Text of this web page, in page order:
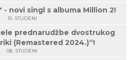
novi singl s albuma Million 2!
15. STUDENI
prednarudžbe dvostrukog
(Remastered 2024.)“!
08. STUDENI